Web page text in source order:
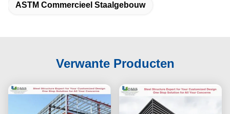
ASTM Commercieel Staalgebouw
Verwante Producten